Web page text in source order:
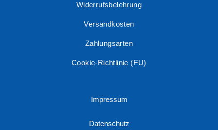
Widerrufsbelehrung
Versandkosten
Zahlungsarten
Cookie-Richtlinie (EU)
Impressum
Datenschutz